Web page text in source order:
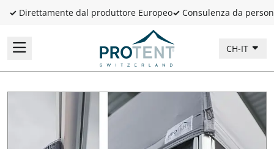
✓ Direttamente dal produttore Europeo✓ Consulenza da
CH-IT